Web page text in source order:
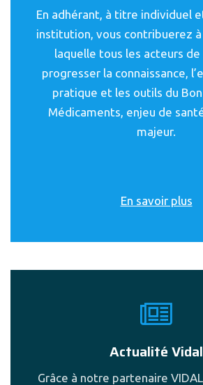
En adhérant, à titre individuel
institution, vous contribuerez à
laquelle tous les acteurs
progresser la connaissance,
pratique et les outils du
Médicaments, enjeu de
majeur.
En savoir plus
Actualité Vidal
Grâce à notre partenaire